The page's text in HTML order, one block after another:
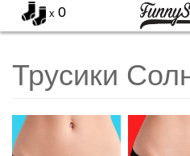
x 0
Трусики